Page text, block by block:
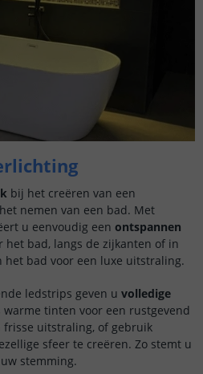
bij het creëren van een
nemen van een bad. Met
u eenvoudig een ontspannen
het bad, langs de zijkanten of in
het bad voor een luxe uitstraling.
ledstrips geven u volledige
warme tinten voor een rustgevend
frisse uitstraling, of gebruik
sfeer te creëren. Zo stemt u
stemming.